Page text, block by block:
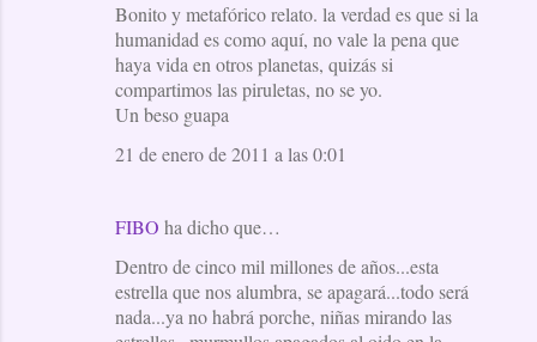
Bonito y metafórico relato. la verdad es que si la
humanidad es como aquí, no vale la pena que
haya vida en otros planetas, quizás si
compartimos las piruletas, no se yo.
Un beso guapa
21 de enero de 2011 a las 0:01
FIBO ha dicho que…
Dentro de cinco mil millones de años...esta
estrella que nos alumbra, se apagará...todo será
nada...ya no habrá porche, niñas mirando las